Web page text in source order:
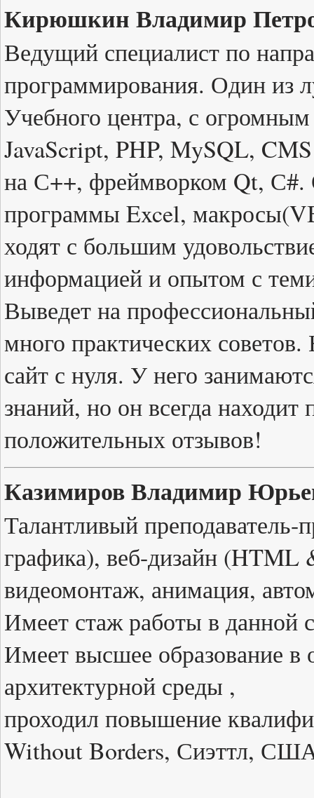
Кирюшкин Владимир
Ведущий специалист по
программирования. Один из
Учебного центра, с
JavaScript, PHP, MySQL,
на С++, фреймворком Qt, С#.
программы Excel,
ходят с большим
информацией и опытом с
Выведет на
много практических
сайт с нуля. У него
знаний, но он всегда
положительных отзывов!
Казимиров Владимир
Талантливый
графика), веб-дизайн (HTML
видеомонтаж, анимация,
Имеет стаж работы в данной
Имеет высшее образование в
архитектурной среды ,
проходил повышение
Without Borders, Сиэттл,